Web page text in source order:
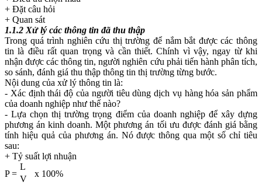
+ Đặt câu hỏi
+ Quan sát
1.1.2 Xử lý các thông tin đã thu thập
Trong quá trình nghiên cứu thị trường để nắm bắt được các thông
tin là điều rất quan trọng và cần thiết. Chính vì vậy, ngay từ khi
nhận được các thông tin, người nghiên cứu phải tiến hành phân tích,
so sánh, đánh giá thu thập thông tin thị trường từng bước.
Nội dung của xử lý thông tin là:
- Xác định thái độ của người tiêu dùng dịch vụ hàng hóa sản phẩm
của doanh nghiệp như thế nào?
- Lựa chọn thị trường trọng điểm của doanh nghiệp để xây dựng
phương án kinh doanh. Một phương án tối ưu được đánh giá bằng
tính hiệu quả của phương án. Nó được thông qua một số chỉ tiêu
sau:
+ Tỷ suất lợi nhuận
P =
L
x 100%
V